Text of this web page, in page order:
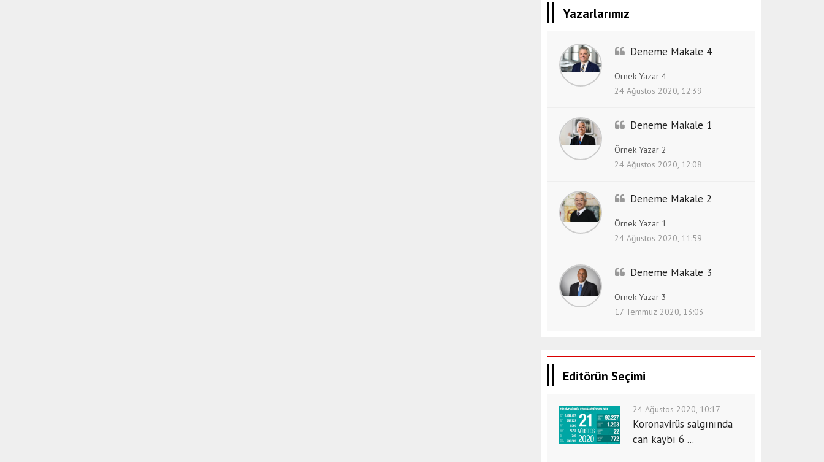
Yazarlarımız
Deneme Makale 4
Örnek Yazar 4
24 Ağustos 2020, 12:39
Deneme Makale 1
Örnek Yazar 2
24 Ağustos 2020, 12:08
Deneme Makale 2
Örnek Yazar 1
24 Ağustos 2020, 11:59
Deneme Makale 3
Örnek Yazar 3
17 Temmuz 2020, 13:03
Editörün Seçimi
24 Ağustos 2020, 10:17
Koronavirüs salgınında
can kaybı 6 ...